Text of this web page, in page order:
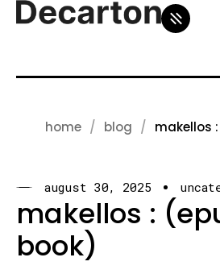
home blog makellos
august 30, 2025
makellos :
book)